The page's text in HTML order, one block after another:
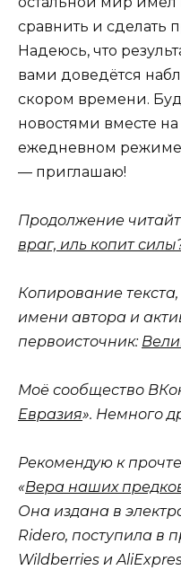
сравнить и сделать
Надеюсь, что
вами доведётся
скором времени.
новостями вместе
ежедневном режиме
— приглашаю!
Продолжение
враг, иль копит
Копирование
имени автора и
первоисточник:
Моё сообщество
Евразия». Немного
Рекомендую к
«Вера наших
Она издана в
Ridero, поступила в
Wildberries и